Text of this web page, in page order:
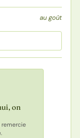
au goût
on
remercie